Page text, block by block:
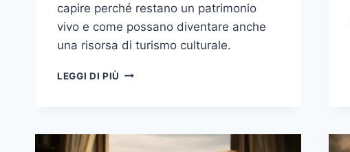
capire perché restano un patrimonio
vivo e come possano diventare anche
una risorsa di turismo culturale.
LEGGI DI PIÙ